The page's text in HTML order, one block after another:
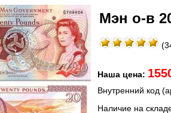
Мэн о-в
Наша цена:
Внутренний код
Наличие на